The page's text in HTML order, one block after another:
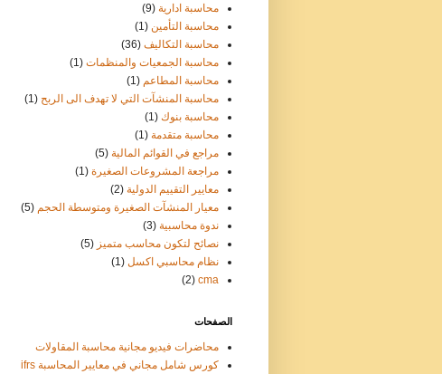
محاسبة ادارية (9)
محاسبة التأمين (1)
محاسبة التكاليف (36)
محاسبة الجمعيات والمنظمات (1)
محاسبة المطاعم (1)
محاسبة المنشآت التي لا تهدف الى الربح (1)
محاسبة بنوك (1)
محاسبة متقدمة (1)
مراجع في القوائم المالية (5)
مراجعة المشروعات الصغيرة (1)
معايير التقييم الدولية (2)
معيار المنشآت الصغيرة ومتوسطة الحجم (5)
ندوة محاسبية (3)
نصائح لتكون محاسب متميز (5)
نظام محاسبي اكسل (1)
cma
(2)
الصفحات
محاضرات فيديو مجانية محاسبة المقاولات
كورس شامل مجاني في معايير المحاسبة ifrs